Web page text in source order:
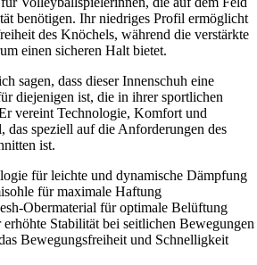
benötigen. Ihr niedriges Profil ermöglicht
des Knöchels, während die verstärkte
einen sicheren Halt bietet.
sagen, dass dieser Innenschuh eine
diejenigen ist, die in ihrer sportlichen
vereint Technologie, Komfort und
speziell auf die Anforderungen des
ist.
für leichte und dynamische Dämpfung
für maximale Haftung
Obermaterial für optimale Belüftung
Stabilität bei seitlichen Bewegungen
Bewegungsfreiheit und Schnelligkeit